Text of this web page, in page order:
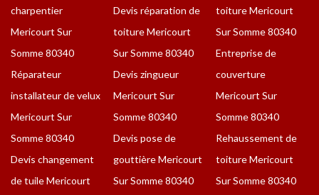
charpentier
Mericourt Sur
Somme 80340
Réparateur
installateur de velux
Mericourt Sur
Somme 80340
Devis changement
de tuile Mericourt
Devis réparation de
toiture Mericourt
Sur Somme 80340
Devis zingueur
Mericourt Sur
Somme 80340
Devis pose de
gouttière Mericourt
Sur Somme 80340
toiture Mericourt
Sur Somme 80340
Entreprise de
couverture
Mericourt Sur
Somme 80340
Rehaussement de
toiture Mericourt
Sur Somme 80340